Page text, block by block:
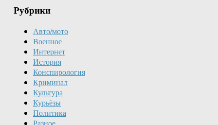
Рубрики
Авто/мото
Военное
Интернет
История
Конспирология
Криминал
Культура
Курьёзы
Политика
Разное